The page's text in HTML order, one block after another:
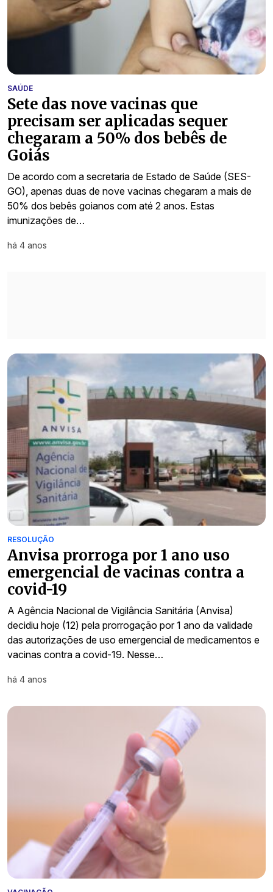
SAÚDE
Sete das nove vacinas que
precisam ser aplicadas sequer
chegaram a 50% dos bebês de
Goiás
De acordo com a secretaria de Estado de Saúde (SES-
GO), apenas duas de nove vacinas chegaram a mais de
50% dos bebês goianos com até 2 anos. Estas
imunizações de…
há 4 anos
RESOLUÇÃO
Anvisa prorroga por 1 ano uso
emergencial de vacinas contra a
covid-19
A Agência Nacional de Vigilância Sanitária (Anvisa)
decidiu hoje (12) pela prorrogação por 1 ano da validade
das autorizações de uso emergencial de medicamentos e
vacinas contra a covid-19. Nesse…
há 4 anos